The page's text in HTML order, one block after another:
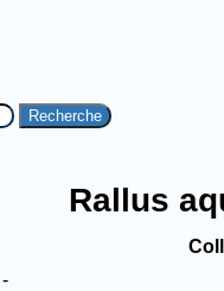
Recherche
Rallus
-